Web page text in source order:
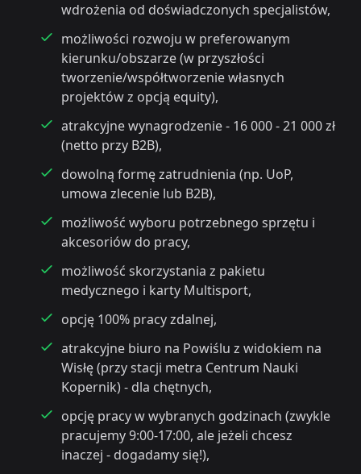
wdrożenia od doświadczonych specjalistów,
możliwości rozwoju w preferowanym
kierunku/obszarze (w przyszłości
tworzenie/współtworzenie własnych
projektów z opcją equity),
atrakcyjne wynagrodzenie - 16 000 - 21 000 zł
(netto przy B2B),
dowolną formę zatrudnienia (np. UoP,
umowa zlecenie lub B2B),
możliwość wyboru potrzebnego sprzętu i
akcesoriów do pracy,
możliwość skorzystania z pakietu
medycznego i karty Multisport,
opcję 100% pracy zdalnej,
atrakcyjne biuro na Powiślu z widokiem na
Wisłę (przy stacji metra Centrum Nauki
Kopernik) - dla chętnych,
opcję pracy w wybranych godzinach (zwykle
pracujemy 9:00-17:00, ale jeżeli chcesz
inaczej - dogadamy się!),